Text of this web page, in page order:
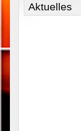
Aktuelles